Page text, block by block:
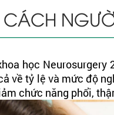
CÁCH
học
về tỷ lệ và mức độ
chức năng phổi,